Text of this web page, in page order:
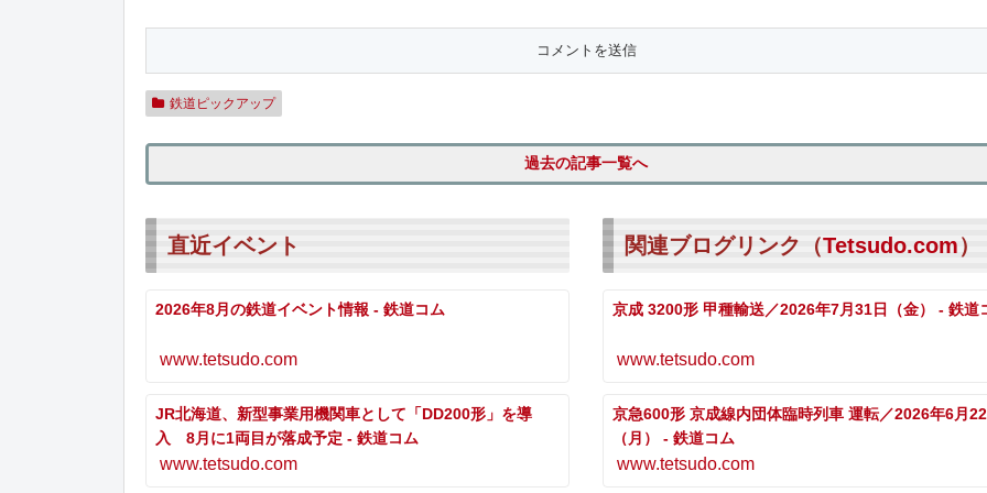
鉄道ピックアップ
過去の記事一覧へ
直近イベント
2026年8月の鉄道イベント情報 - 鉄道コム
www.tetsudo.com
JR北海道、新型事業用機関車として「DD200形」を導
入 8月に1両目が落成予定 - 鉄道コム
www.tetsudo.com
関連ブログリンク（Tetsudo.com）
京成 3200形 甲種輸送／2026年7月31日（金） - 鉄道
www.tetsudo.com
京急600形 京成線内団体臨時列車 運転／2026年6月22
（月） - 鉄道コム
www.tetsudo.com